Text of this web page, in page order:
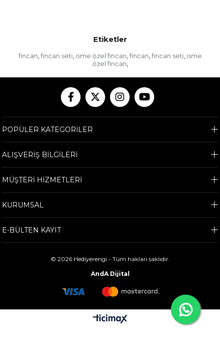
Etiketler
fincan, fincan seti, isme özel fincan, fincan, fincan seti, isme
özel fincan,
POPÜLER KATEGORİLER
ALIŞVERİŞ BİLGİLERİ
MÜŞTERİ HİZMETLERİ
KURUMSAL
E-BÜLTEN KAYIT
© 2026 Hediyerengi - Tüm hakları saklıdır.
AndA Dijital